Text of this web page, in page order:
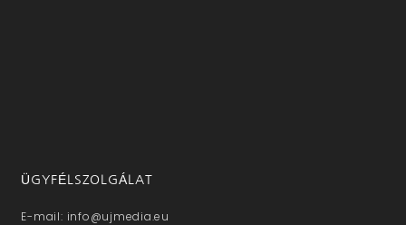
ÜGYFÉLSZOLGÁLAT
E-mail: info@ujmedia.eu